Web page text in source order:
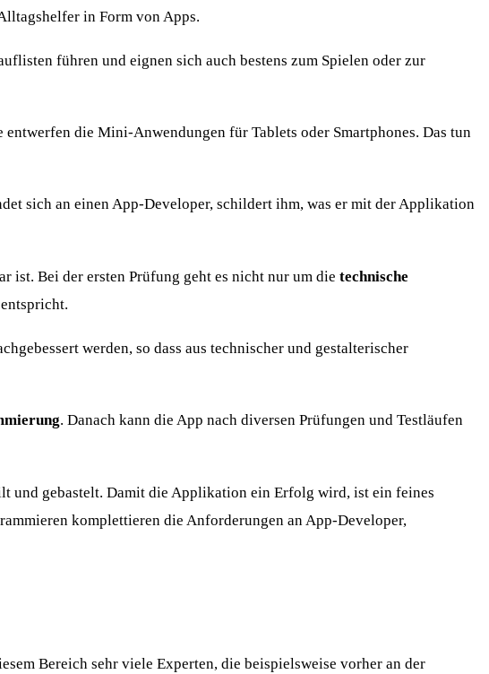
in Form von Apps.
führen und eignen sich auch bestens zum Spielen oder zur
die Mini-Anwendungen für Tablets oder Smartphones. Das tun
sich an einen App-Developer, schildert ihm, was er mit der Applikation
ist. Bei der ersten Prüfung geht es nicht nur um die technische
werden, so dass aus technischer und gestalterischer
. Danach kann die App nach diversen Prüfungen und Testläufen
und gebastelt. Damit die Applikation ein Erfolg wird, ist ein feines
komplettieren die Anforderungen an App-Developer,
Bereich sehr viele Experten, die beispielsweise vorher an der